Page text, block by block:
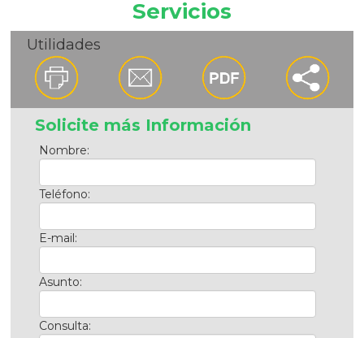
Servicios
Utilidades
Solicite más Información
Nombre:
Teléfono:
E-mail:
Asunto:
Consulta: